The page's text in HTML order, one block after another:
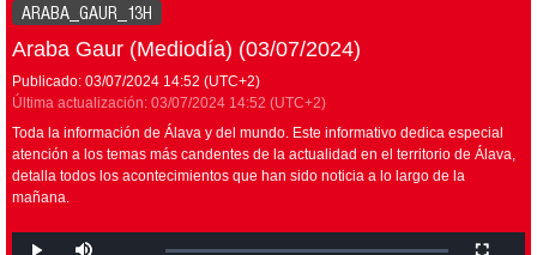
ARABA_GAUR_13H
Araba Gaur (Mediodía) (03/07/2024)
Publicado: 03/07/2024 14:52 (UTC+2)
Última actualización: 03/07/2024 14:52 (UTC+2)
Toda la información de Álava y del mundo. Este informativo dedica especial
atención a los temas más candentes de la actualidad en el territorio de Álava,
detalla todos los acontecimientos que han sido noticia a lo largo de la
mañana.